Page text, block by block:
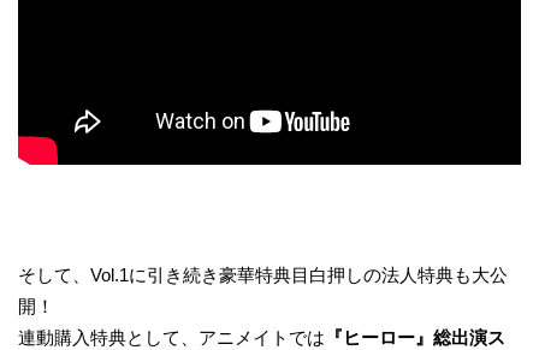
そして、Vol.1に引き続き豪華特典目白押しの法人特典も大公
開！
連動購入特典として、アニメイトでは 『ヒーロー』総出演ス